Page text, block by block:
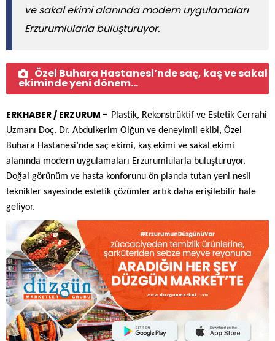
ve sakal ekimi alanında modern uygulamaları
Erzurumlularla buluşturuyor.
Özel Buhara Hastanesi’nde saç, kaş ve sakal
ekiminde yeni dönem...
ERKHABER / ERZURUM - Plastik, Rekonstrüktif ve Estetik Cerrahi
Uzmanı Doç. Dr. Abdulkerim Olğun ve deneyimli ekibi, Özel
Buhara Hastanesi’nde saç ekimi, kaş ekimi ve sakal ekimi
alanında modern uygulamaları Erzurumlularla buluşturuyor.
Doğal görünüm ve hasta konforunu ön planda tutan yeni nesil
teknikler sayesinde estetik çözümler artık daha erişilebilir hale
geliyor.